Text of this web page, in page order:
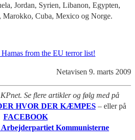
Jordan, Syrien, Libanon, Egypten,
Cuba, Mexico og Norge.
from the EU terror list!
Netavisen 9. marts 2009
Se flere artikler og følg med på
HVOR DER KÆMPES – eller på
FACEBOOK
Kommunisterne